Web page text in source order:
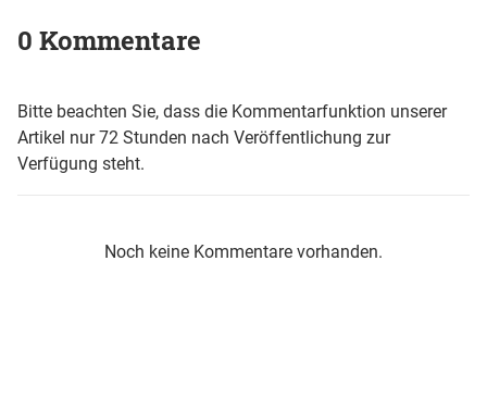
0 Kommentare
Bitte beachten Sie, dass die Kommentarfunktion unserer
Artikel nur 72 Stunden nach Veröffentlichung zur
Verfügung steht.
Noch keine Kommentare vorhanden.